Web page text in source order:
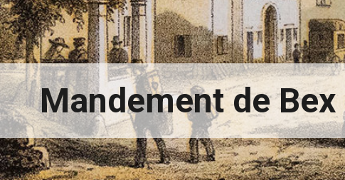
Mandement de Bex